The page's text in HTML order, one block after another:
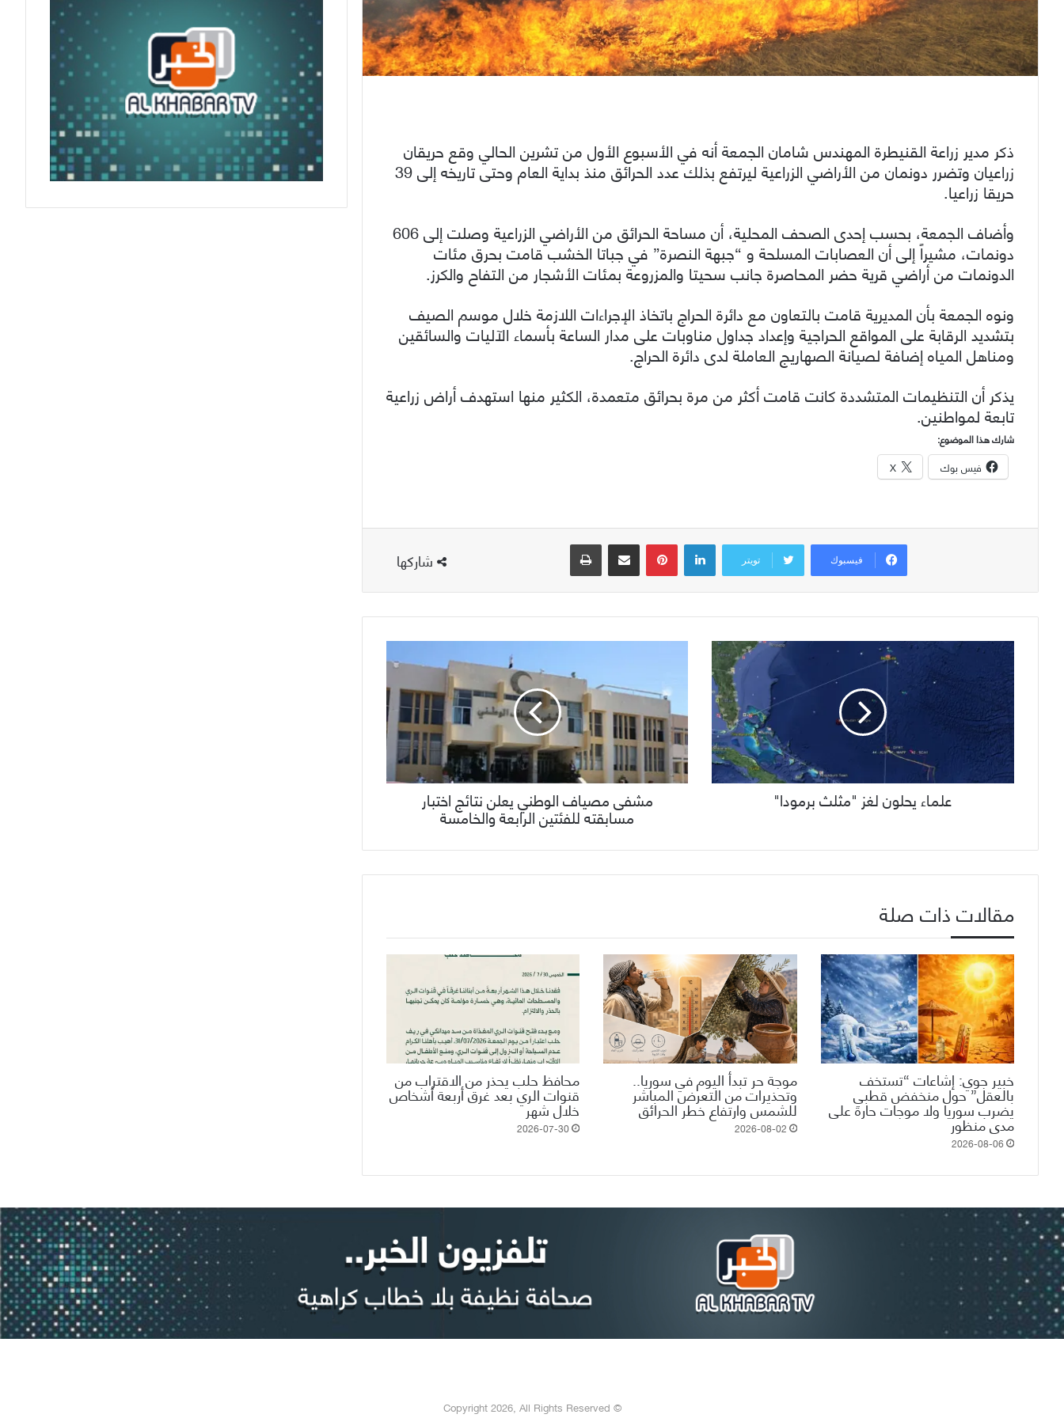
ذكر مدير زراعة القنيطرة المهندس شامان الجمعة أنه في الأسبوع الأول من تشرين الحالي وقع حريقان
زراعيان وتضرر دونمان من الأراضي الزراعية ليرتفع بذلك عدد الحرائق منذ بداية العام وحتى تاريخه إلى 39
حريقا زراعيا.
وأضاف الجمعة، بحسب إحدى الصحف المحلية، أن مساحة الحرائق من الأراضي الزراعية وصلت إلى 606
دونمات، مشيراً إلى أن العصابات المسلحة و “جبهة النصرة” في جباتا الخشب قامت بحرق مئات
الدونمات من أراضي قرية حضر المحاصرة جانب سحيتا والمزروعة بمئات الأشجار من التفاح والكرز.
ونوه الجمعة بأن المديرية قامت بالتعاون مع دائرة الحراج باتخاذ الإجراءات اللازمة خلال موسم الصيف
بتشديد الرقابة على المواقع الحراجية وإعداد جداول مناوبات على مدار الساعة بأسماء الآليات والسائقين
ومناهل المياه إضافة لصيانة الصهاريج العاملة لدى دائرة الحراج.
يذكر أن التنظيمات المتشددة كانت قامت أكثر من مرة بحرائق متعمدة، الكثير منها استهدف أراض زراعية
تابعة لمواطنين.
شارك هذا الموضوع:
فيس بوك X
شاركها فيسبوك تويتر
لينكدإن بينتيريست مشاركة عبر البريد طباعة
علماء يحلون لغز "مثلث برمودا" مشفى مصياف الوطني يعلن نتائج اختبار
مسابقته للفئتين الرابعة والخامسة
مقالات ذات صلة
خبير جوي: إشاعات “تستخف
بالعقل” حول منخفض قطبي
يضرب سوريا ولا موجات حارة على
مدى منظور
2026-08-06
موجة حر تبدأ اليوم في سوريا..
وتحذيرات من التعرض المباشر
للشمس وارتفاع خطر الحرائق
2026-08-02
محافظ حلب يحذر من الاقتراب من
قنوات الري بعد غرق أربعة أشخاص
خلال شهر
2026-07-30
© Copyright 2026, All Rights Reserved